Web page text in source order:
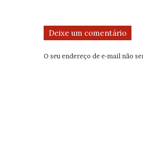
Deixe um comentário
O seu endereço de e-mail não